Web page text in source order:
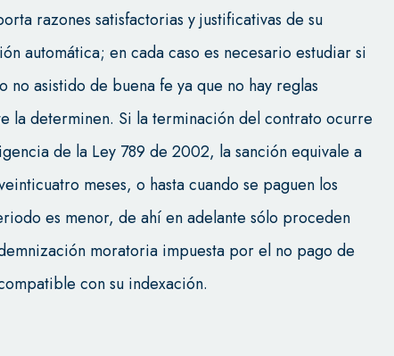
razones satisfactorias y justificativas de su
automática; en cada caso es necesario estudiar si
no asistido de buena fe ya que no hay reglas
la determinen. Si la terminación del contrato ocurre
de la Ley 789 de 2002, la sanción equivale a
meses, o hasta cuando se paguen los
es menor, de ahí en adelante sólo proceden
moratoria impuesta por el no pago de
con su indexación.